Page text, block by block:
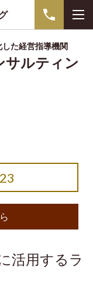
た経営指導機関
サルティン
活用するラ